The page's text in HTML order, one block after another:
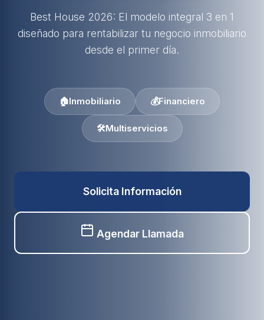
Best House 2026: El modelo integral 3 en 1
diseñado para rentabilizar tu negocio inmobiliario
desde el primer día.
🏠Inmobiliario 💰Financiero
🛠️Multiservicios
Solicita Información
Agendar Llamada